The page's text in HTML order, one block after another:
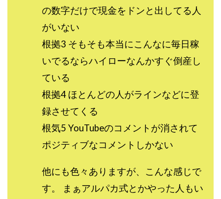
の数字だけで現金をドンと出してる人
がいない
根拠3 そもそも本当にこんなに毎日稼
いでるならハイローなんかすぐ倒産し
ている
根拠4 ほとんどの人がラインなどに登
録させてくる
根気5 YouTubeのコメントが消されて
ポジティブなコメントしかない
他にも色々ありますが、こんな感じで
す。 まぁアルパカ式とかやった人もい